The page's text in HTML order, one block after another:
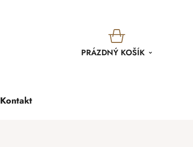
KOŠÍK
PRÁZDNÝ KOŠÍK
Kontakt